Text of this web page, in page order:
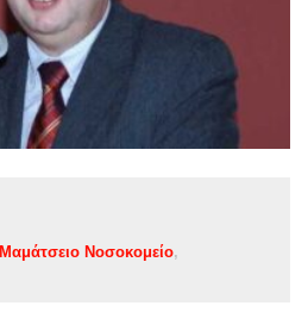
Μαμάτσειο Νοσοκομείο